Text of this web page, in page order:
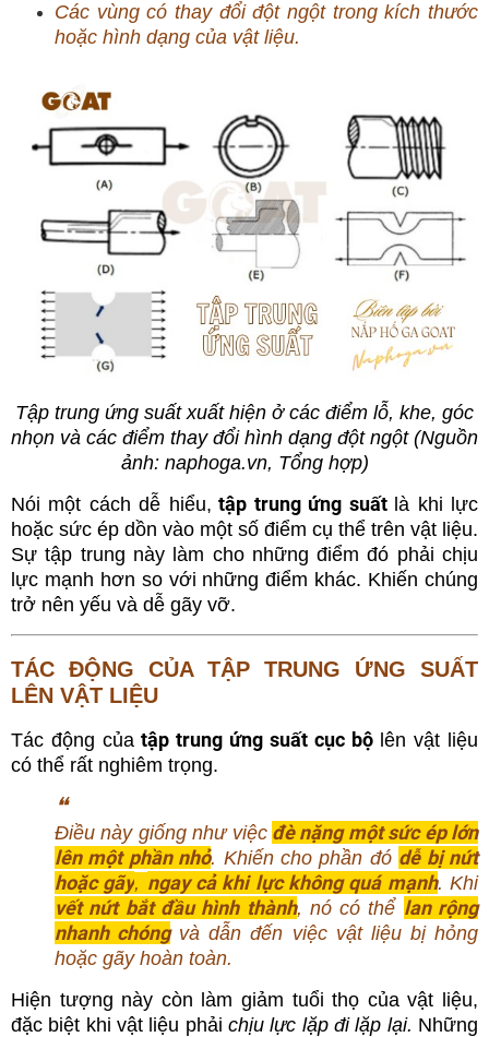
Các vùng có thay đổi đột ngột trong kích thước
hoặc hình dạng của vật liệu.
Tập trung ứng suất xuất hiện ở các điểm lỗ, khe, góc
nhọn và các điểm thay đổi hình dạng đột ngột (Nguồn
ảnh: naphoga.vn, Tổng hợp)
Nói một cách dễ hiểu, tập trung ứng suất là khi lực
hoặc sức ép dồn vào một số điểm cụ thể trên vật liệu.
Sự tập trung này làm cho những điểm đó phải chịu
lực mạnh hơn so với những điểm khác. Khiến chúng
trở nên yếu và dễ gãy vỡ.
TÁC ĐỘNG CỦA TẬP TRUNG ỨNG SUẤT
LÊN VẬT LIỆU
Tác động củatập trung ứng suất cục bộlên vật liệu
có thể rất nghiêm trọng.
❝
Điều này giống như việc đè nặng một sức ép lớn
lên một phần nhỏ. Khiến cho phần đó dễ bị nứt
hoặc gãy, ngay cả khi lực không quá mạnh. Khi
vết nứt bắt đầu hình thành, nó có thể lan rộng
nhanh chóngvà dẫn đến việc vật liệu bị hỏng
hoặc gãy hoàn toàn.
Hiện tượng này còn làm giảm tuổi thọ của vật liệu,
đặc biệt khi vật liệu phải chịu lực lặp đi lặp lại. Những